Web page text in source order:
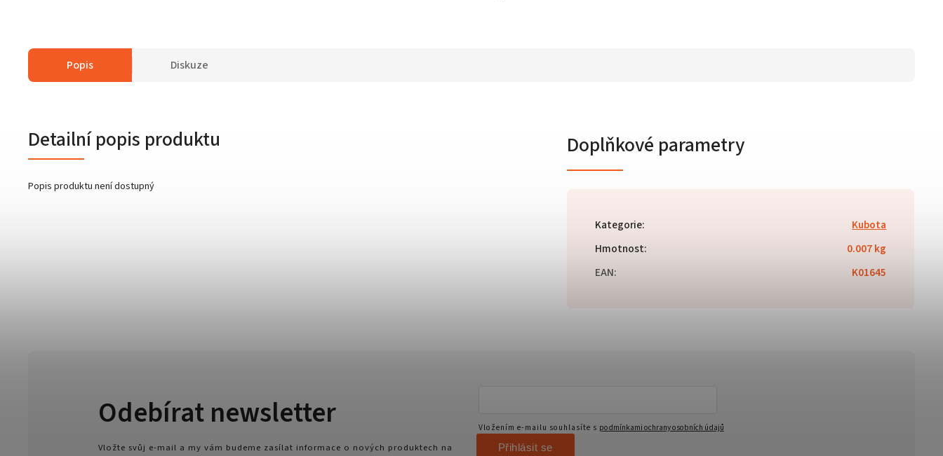
Popis Diskuze
Detailní popis produktu
Popis produktu není dostupný
Doplňkové parametry
Kategorie:
Kubota
Hmotnost:
0.007 kg
EAN: K01645
Odebírat newsletter
Vložte svůj e-mail a my vám budeme zasílat informace o nových produktech na
Vložením e-mailu souhlasíte s podmínkami ochrany osobních údajů
Přihlásit se